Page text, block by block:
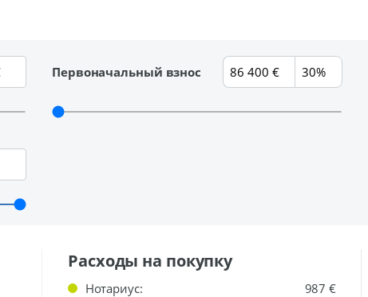
Первоначальный взнос
Расходы на покупку
Нотариус:
987 €